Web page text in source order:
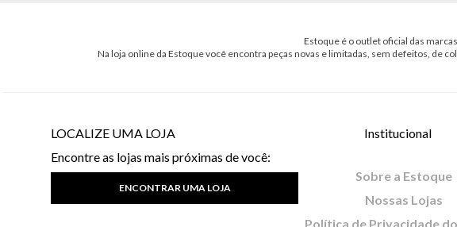
Estoque é o outlet oficial das
Na loja online da Estoque você encontra peças novas e limitadas, sem defeitos, de
LOCALIZE UMA LOJA
Encontre as lojas mais próximas de você:
ENCONTRAR UMA LOJA
Institucional
Sobre a Estoque
Nossas Lojas